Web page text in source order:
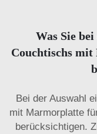
Was Sie
Couchtischs
Bei der Auswahl
mit Marmorplatte
berücksichtigen.